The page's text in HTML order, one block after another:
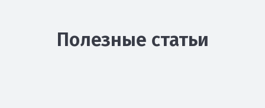
Полезные статьи